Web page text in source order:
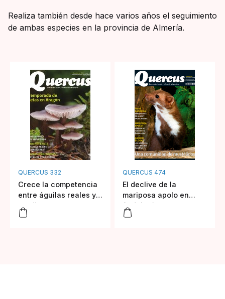
Realiza también desde hace varios años el seguimiento
de ambas especies en la provincia de Almería.
QUERCUS 332
Crece la competencia
entre águilas reales y
perdiceras en
Andalucía
QUERCUS 474
El declive de la
mariposa apolo en
Andalucía